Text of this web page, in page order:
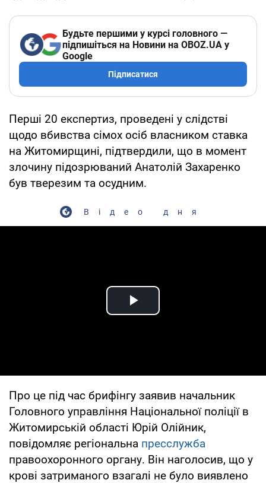
Будьте першими у курсі головного —
підпишіться на Новини на OBOZ.UA у
Google
Підписатися
Перші 20 експертиз, проведені у слідстві
щодо вбивства сімох осіб власником ставка
на Житомирщині, підтвердили, що в момент
злочину підозрюваний Анатолій Захаренко
був тверезим та осудним.
Відео дня
Play Video
Про це під час брифінгу заявив начальник
Головного управління Національної поліції в
Житомирській області Юрій Олійник,
повідомляє регіональна пресслужба
правоохоронного органу. Він наголосив, що у
крові затриманого взагалі не було виявлено